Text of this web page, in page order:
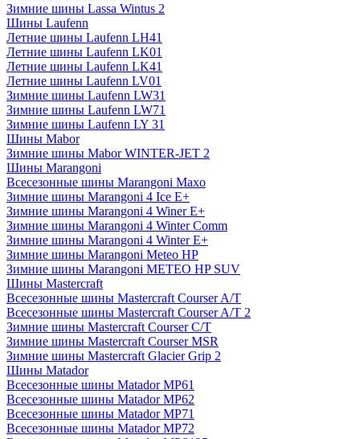
Зимние шины Lassa Wintus 2
Шины Laufenn
Летние шины Laufenn LH41
Летние шины Laufenn LK01
Летние шины Laufenn LK41
Летние шины Laufenn LV01
Зимние шины Laufenn LW31
Зимние шины Laufenn LW71
Зимние шины Laufenn LY 31
Шины Mabor
Зимние шины Mabor WINTER-JET 2
Шины Marangoni
Всесезонные шины Marangoni Maxo
Зимние шины Marangoni 4 Ice E+
Зимние шины Marangoni 4 Winer E+
Зимние шины Marangoni 4 Winter Comm
Зимние шины Marangoni 4 Winter E+
Зимние шины Marangoni Meteo HP
Зимние шины Marangoni METEO HP SUV
Шины Mastercraft
Всесезонные шины Mastercraft Courser A/T
Всесезонные шины Mastercraft Courser A/T 2
Зимние шины Mastercraft Courser C/T
Зимние шины Mastercraft Courser MSR
Зимние шины Mastercraft Glacier Grip 2
Шины Matador
Всесезонные шины Matador MP61
Всесезонные шины Matador MP62
Всесезонные шины Matador MP71
Всесезонные шины Matador MP72